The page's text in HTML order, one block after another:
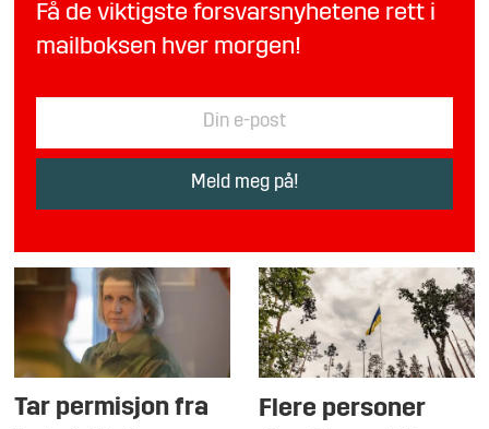
Få de viktigste forsvarsnyhetene rett i
mailboksen hver morgen!
Tar permisjon fra
Flere personer